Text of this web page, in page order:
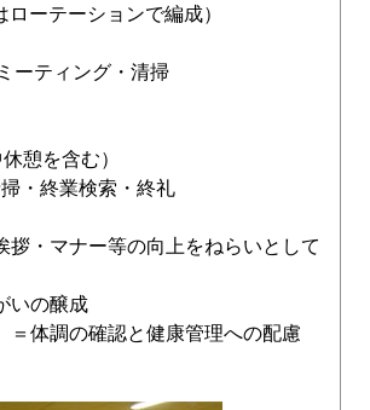
ーテーションで編成）
ティング・清掃
を含む）
終業検索・終礼
・マナー等の向上をねらいとして
感・働きがいの醸成
体調の確認と健康管理への配慮